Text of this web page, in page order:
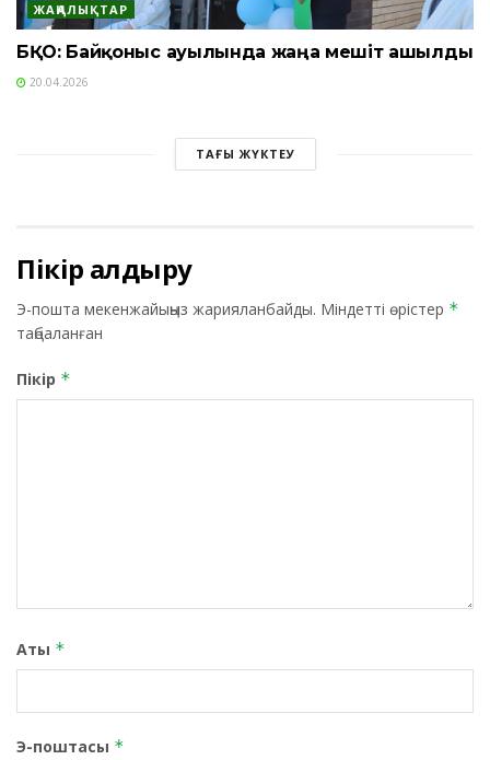
ЖАҢАЛЫҚТАР
БҚО: Байқоныс ауылында жаңа мешіт ашылды
20.04.2026
ТАҒЫ ЖҮКТЕУ
Пікір қалдыру
Э-пошта мекенжайыңыз жарияланбайды. Міндетті өрістер *
таңбаланған
Пікір *
Аты *
Э-поштасы *